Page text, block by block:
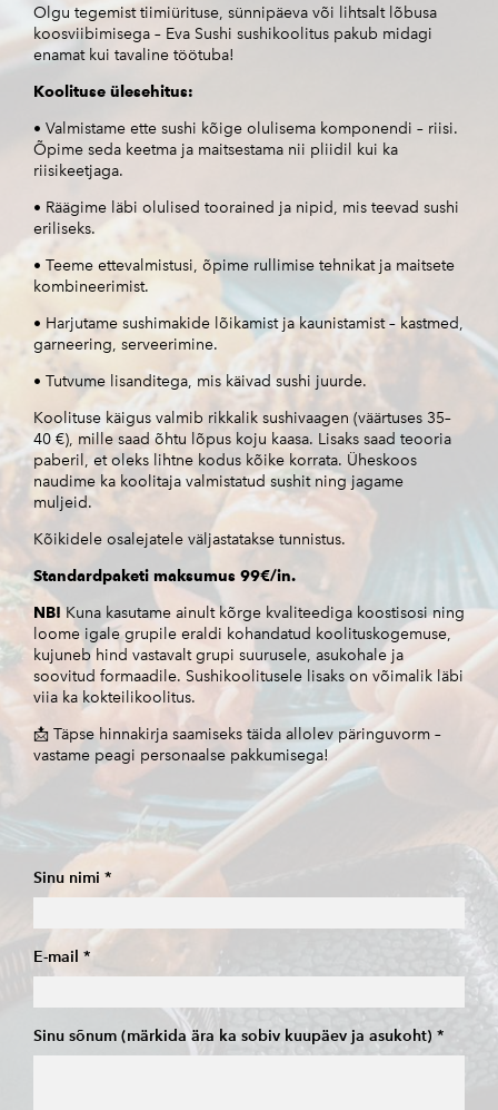
Olgu tegemist tiimiürituse, sünnipäeva või lihtsalt lõbusa
koosviibimisega – Eva Sushi sushikoolitus pakub midagi
enamat kui tavaline töötuba!
Koolituse ülesehitus:
• Valmistame ette sushi kõige olulisema komponendi – riisi.
Õpime seda keetma ja maitsestama nii pliidil kui ka
riisikeetjaga.
• Räägime läbi olulised toorained ja nipid, mis teevad sushi
eriliseks.
• Teeme ettevalmistusi, õpime rullimise tehnikat ja maitsete
kombineerimist.
• Harjutame sushimakide lõikamist ja kaunistamist – kastmed,
garneering, serveerimine.
• Tutvume lisanditega, mis käivad sushi juurde.
Koolituse käigus valmib rikkalik sushivaagen (väärtuses 35–
40 €), mille saad õhtu lõpus koju kaasa. Lisaks saad teooria
paberil, et oleks lihtne kodus kõike korrata. Üheskoos
naudime ka koolitaja valmistatud sushit ning jagame
muljeid.
Kõikidele osalejatele väljastatakse tunnistus.
Standardpaketi maksumus 99€/in.
NB!Kuna kasutame ainult kõrge kvaliteediga koostisosi ning
loome igale grupile eraldi kohandatud koolituskogemuse,
kujuneb hind vastavalt grupi suurusele, asukohale ja
soovitud formaadile. Sushikoolitusele lisaks on võimalik läbi
viia ka kokteilikoolitus.
📩 Täpse hinnakirja saamiseks täida allolev päringuvorm –
vastame peagi personaalse pakkumisega!
Sinu nimi
E-mail
Sinu sõnum (märkida ära ka sobiv kuupäev ja asukoht)